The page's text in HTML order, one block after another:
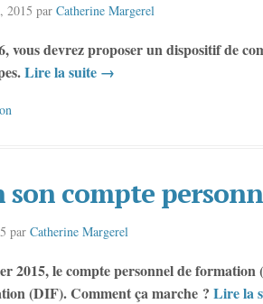
2015 par Catherine Margerel
vous devrez proposer un dispositif de
Lire la suite →
son compte
par Catherine Margerel
2015, le compte personnel de
(DIF). Comment ça marche ? Lire la